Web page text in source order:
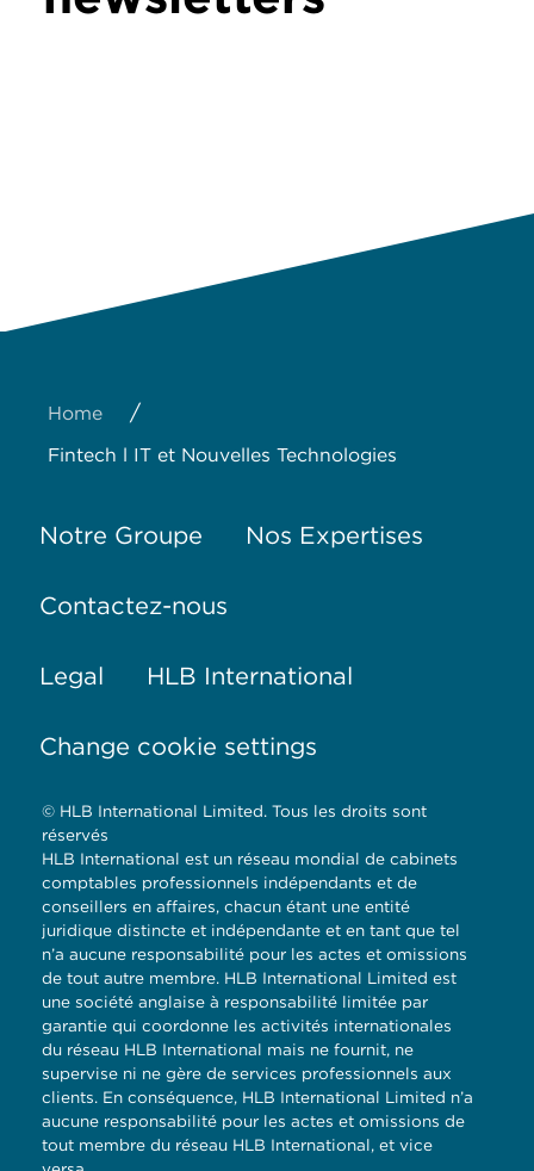
Home /
Fintech l IT et Nouvelles Technologies
Notre Groupe Nos Expertises
Contactez-nous
Legal HLB International
Change cookie settings
© HLB International Limited. Tous les droits sont
réservés
HLB International est un réseau mondial de cabinets
comptables professionnels indépendants et de
conseillers en affaires, chacun étant une entité
juridique distincte et indépendante et en tant que tel
n’a aucune responsabilité pour les actes et omissions
de tout autre membre. HLB International Limited est
une société anglaise à responsabilité limitée par
garantie qui coordonne les activités internationales
du réseau HLB International mais ne fournit, ne
supervise ni ne gère de services professionnels aux
clients. En conséquence, HLB International Limited n’a
aucune responsabilité pour les actes et omissions de
tout membre du réseau HLB International, et vice